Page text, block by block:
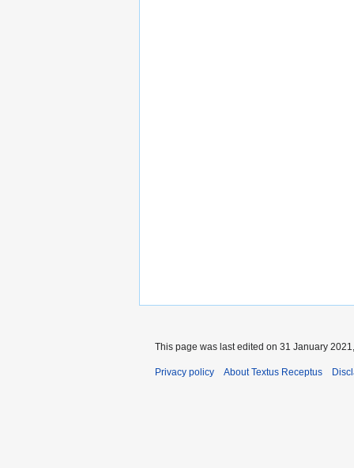
This page was last edited on 31 January
Privacy policy About Textus Receptus